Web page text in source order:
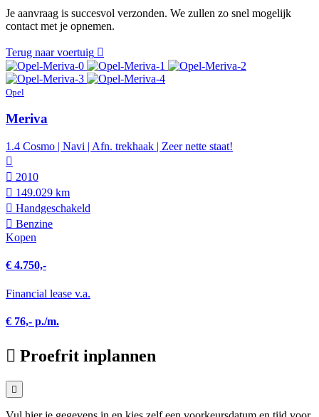
Je aanvraag is succesvol verzonden. We zullen zo snel mogelijk
contact met je opnemen.
Terug naar voertuig
Opel
Meriva
1.4 Cosmo | Navi | Afn. trekhaak | Zeer nette staat!
2010
149.029 km
Hand­geschakeld
Benzine
Kopen
€ 4.750,-
Financial lease v.a.
€ 76,- p./m.
Proefrit inplannen